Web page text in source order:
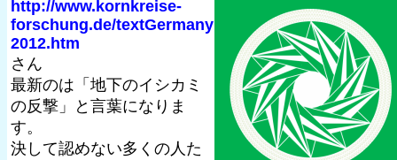
http://www.kornkreise-
forschung.de/textGermany
2012.htm
さん
最新のは「地下のイシカミ
の反撃」と言葉になりま
す。
決して認めない多くの人た